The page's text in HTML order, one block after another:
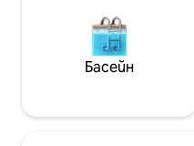
Басейн